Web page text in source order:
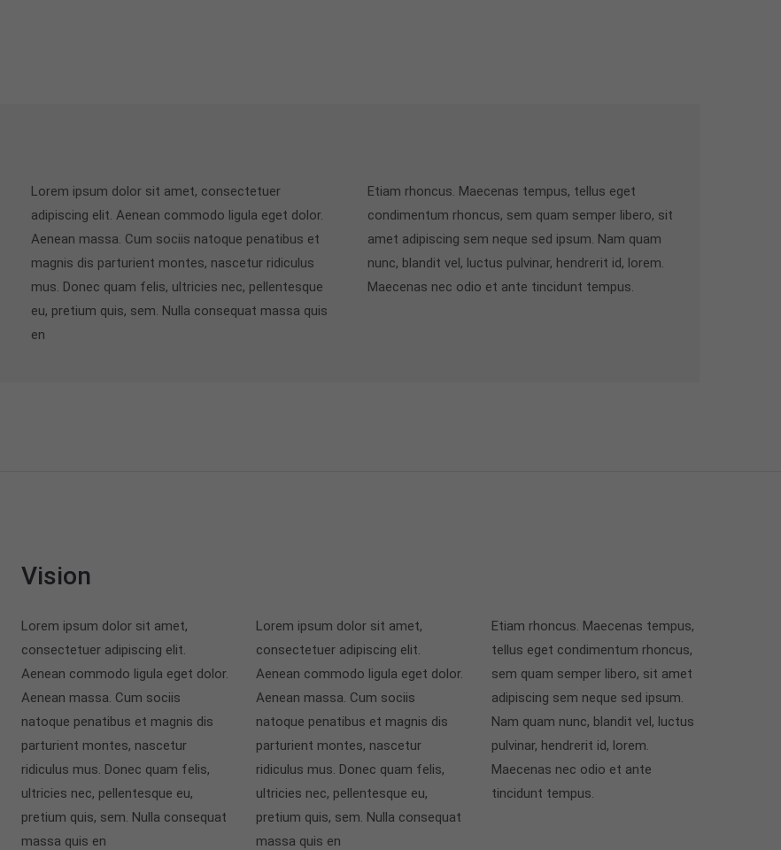
Lorem ipsum dolor sit amet, consectetuer
adipiscing elit. Aenean commodo ligula eget dolor.
Aenean massa. Cum sociis natoque penatibus et
magnis dis parturient montes, nascetur ridiculus
mus. Donec quam felis, ultricies nec, pellentesque
eu, pretium quis, sem. Nulla consequat massa quis
en
Etiam rhoncus. Maecenas tempus, tellus eget
condimentum rhoncus, sem quam semper libero, sit
amet adipiscing sem neque sed ipsum. Nam quam
nunc, blandit vel, luctus pulvinar, hendrerit id, lorem.
Maecenas nec odio et ante tincidunt tempus.
Vision
Lorem ipsum dolor sit amet,
consectetuer adipiscing elit.
Aenean commodo ligula eget dolor.
Aenean massa. Cum sociis
natoque penatibus et magnis dis
parturient montes, nascetur
ridiculus mus. Donec quam felis,
ultricies nec, pellentesque eu,
pretium quis, sem. Nulla consequat
massa quis en
Lorem ipsum dolor sit amet,
consectetuer adipiscing elit.
Aenean commodo ligula eget dolor.
Aenean massa. Cum sociis
natoque penatibus et magnis dis
parturient montes, nascetur
ridiculus mus. Donec quam felis,
ultricies nec, pellentesque eu,
pretium quis, sem. Nulla consequat
massa quis en
Etiam rhoncus. Maecenas tempus,
tellus eget condimentum rhoncus,
sem quam semper libero, sit amet
adipiscing sem neque sed ipsum.
Nam quam nunc, blandit vel, luctus
pulvinar, hendrerit id, lorem.
Maecenas nec odio et ante
tincidunt tempus.